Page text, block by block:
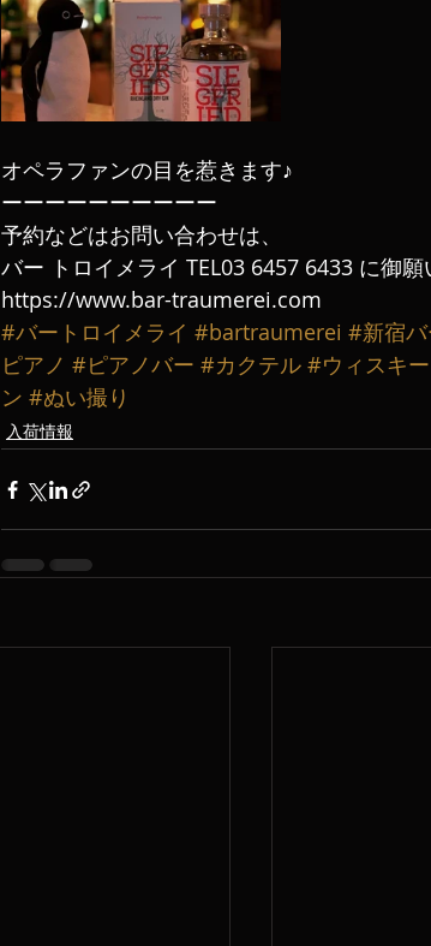
オペラファンの目を惹きます♪
ーーーーーーーーーー
予約などはお問い合わせは、
バー トロイメライ TEL03 6457 6433 に御願
https://www.bar-traumerei.com
#バートロイメライ #bartraumerei #新宿
ピアノ #ピアノバー #カクテル #ウィスキー
ン #ぬい撮り
入荷情報